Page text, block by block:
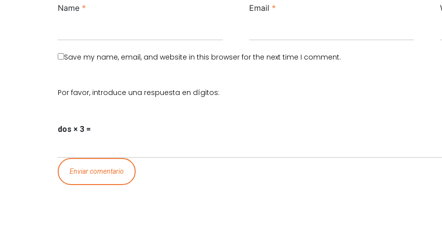
Name * Email *
Save my name, email, and website in this browser for the next time I comment.
Por favor, introduce una respuesta en dígitos:
dos × 3 =